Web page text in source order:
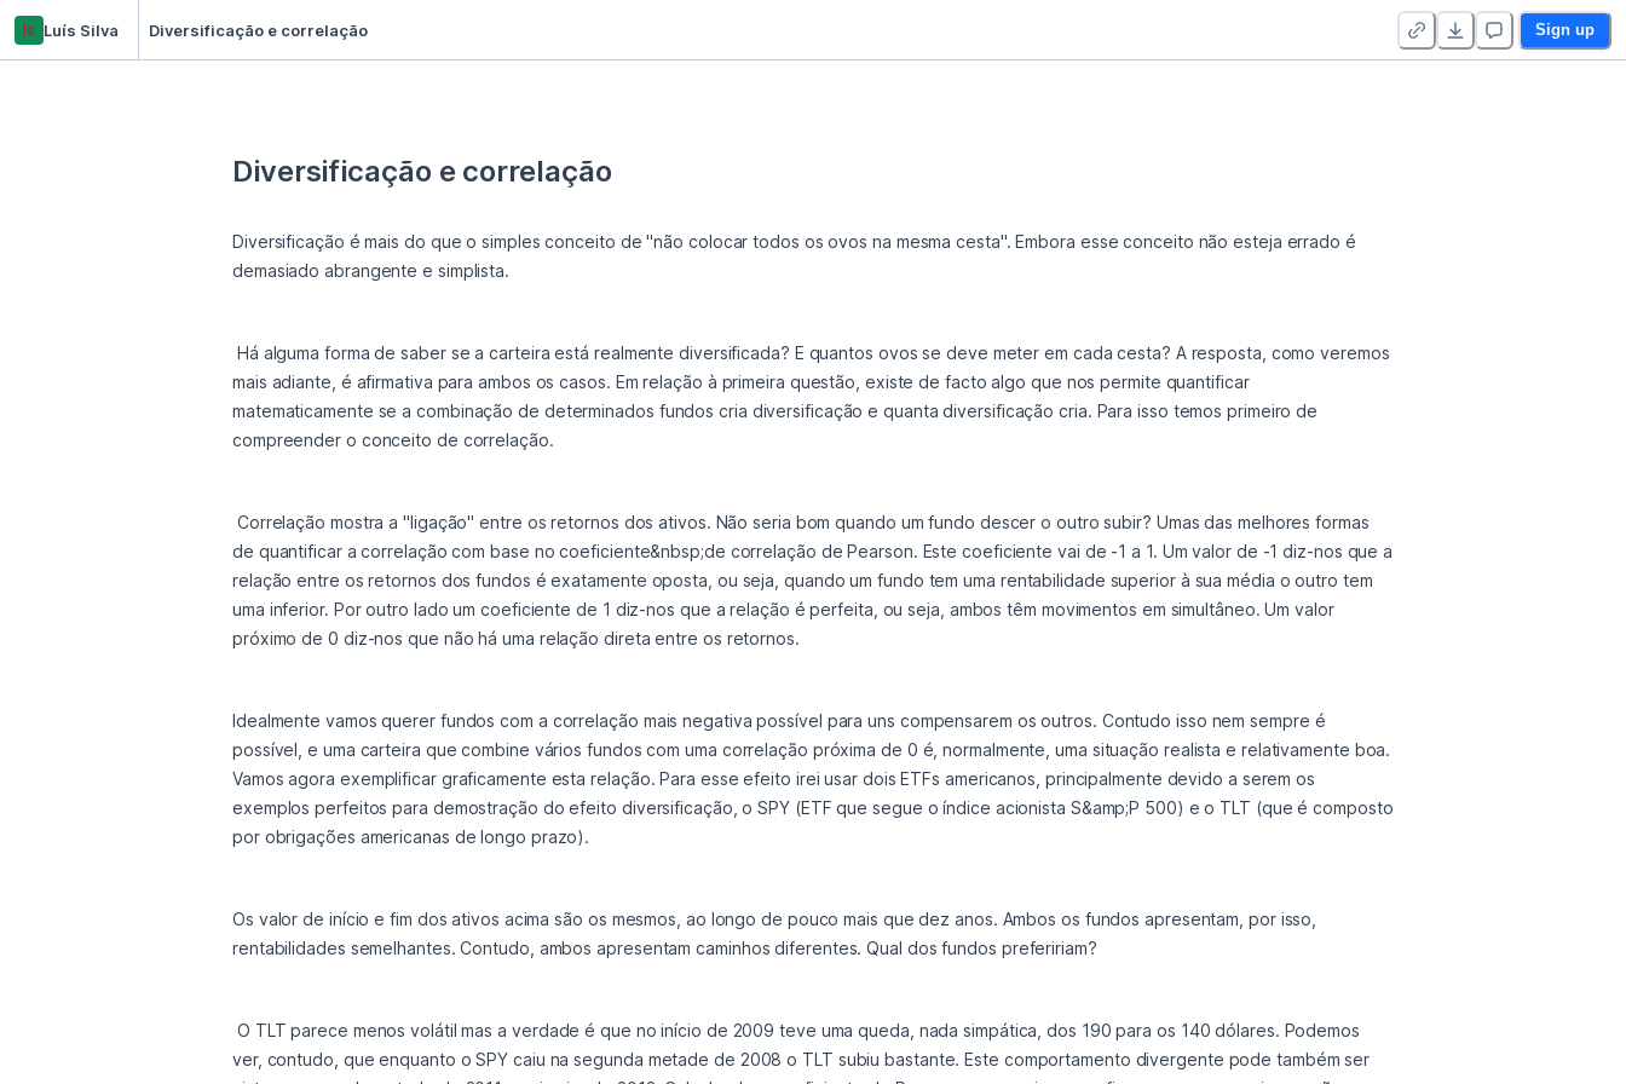
ls Luís Silva Diversificação e correlação Sign up
Diversificação e correlação
Diversificação é mais do que o simples conceito de "não colocar todos os ovos na mesma cesta". Embora esse conceito não esteja errado é
demasiado abrangente e simplista.
mais adiante, é afirmativa para ambos os casos. Em relação à primeira questão, existe de facto algo que nos permite quantificar
matematicamente se a combinação de determinados fundos cria diversificação e quanta diversificação cria. Para isso temos primeiro de
compreender o conceito de correlação.
de quantificar a correlação com base no coeficiente&nbsp;de correlação de Pearson. Este coeficiente vai de -1 a 1. Um valor de -1 diz-nos que a
relação entre os retornos dos fundos é exatamente oposta, ou seja, quando um fundo tem uma rentabilidade superior à sua média o outro tem
uma inferior. Por outro lado um coeficiente de 1 diz-nos que a relação é perfeita, ou seja, ambos têm movimentos em simultâneo. Um valor
próximo de 0 diz-nos que não há uma relação direta entre os retornos.
Idealmente vamos querer fundos com a correlação mais negativa possível para uns compensarem os outros. Contudo isso nem sempre é
possível, e uma carteira que combine vários fundos com uma correlação próxima de 0 é, normalmente, uma situação realista e relativamente boa.
Vamos agora exemplificar graficamente esta relação. Para esse efeito irei usar dois ETFs americanos, principalmente devido a serem os
exemplos perfeitos para demostração do efeito diversificação, o SPY (ETF que segue o índice acionista S&amp;P 500) e o TLT (que é composto
por obrigações americanas de longo prazo).
Os valor de início e fim dos ativos acima são os mesmos, ao longo de pouco mais que dez anos. Ambos os fundos apresentam, por isso,
rentabilidades semelhantes. Contudo, ambos apresentam caminhos diferentes. Qual dos fundos prefeririam?
ver, contudo, que enquanto o SPY caiu na segunda metade de 2008 o TLT subiu bastante. Este comportamento divergente pode também ser